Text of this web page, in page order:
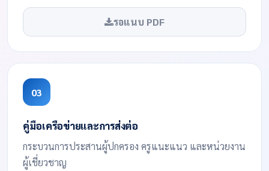
รอแนบ PDF
03
คู่มือเครือข่ายและการส่งต่อ
กระบวนการประสานผู้ปกครอง ครูแนะแนว และหน่วยงาน
ผู้เชี่ยวชาญ